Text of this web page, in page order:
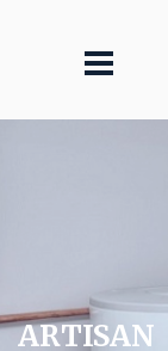
ARTISAN